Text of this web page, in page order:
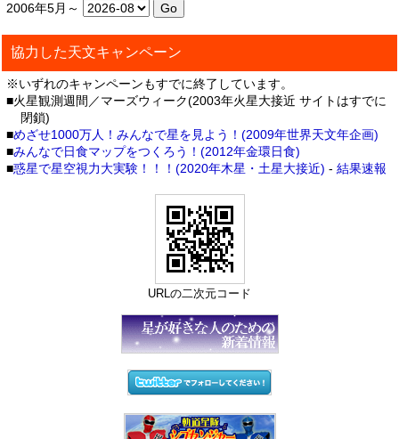
2006年5月～
協力した天文キャンペーン
※いずれのキャンペーンもすでに終了しています。
■火星観測週間／マーズウィーク(2003年火星大接近 サイトはすでに
閉鎖)
■めざせ1000万人！みんなで星を見よう！(2009年世界天文年企画)
■みんなで日食マップをつくろう！(2012年金環日食)
■惑星で星空視力大実験！！！(2020年木星・土星大接近) - 結果速報
URLの二次元コード